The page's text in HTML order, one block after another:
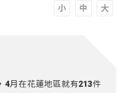
4月在花蓮地區就有213件